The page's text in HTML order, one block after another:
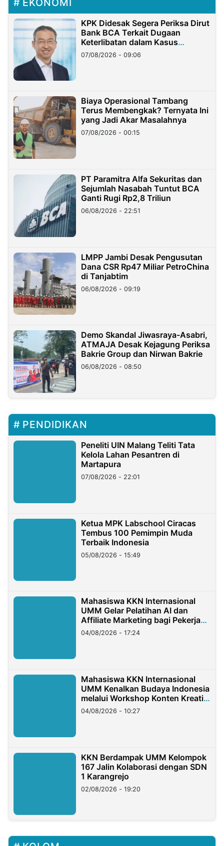
KPK Didesak Segera Periksa Dirut
Bank BCA Terkait Dugaan
Keterlibatan dalam Kasus
Hilangnya Dana Nasabah Rp2,58
Miliar
07/08/2026 - 09:06
Biaya Operasional Tambang
Terus Membengkak? Ternyata Ini
yang Jadi Akar Masalahnya
07/08/2026 - 00:15
PT Paramitra Alfa Sekuritas dan
Sejumlah Nasabah Tuntut BCA
Ganti Rugi Rp2,8 Triliun
06/08/2026 - 22:51
LMPP Jambi Desak Pengusutan
Dana CSR Rp47 Miliar PetroChina
di Tanjabtim
06/08/2026 - 09:19
Demo Skandal Jiwasraya-Asabri,
ATMAJA Desak Kejagung Periksa
Bakrie Group dan Nirwan Bakrie
06/08/2026 - 08:50
PENDIDIKAN
Peneliti UIN Malang Teliti Tata
Kelola Lahan Pesantren di
Martapura
07/08/2026 - 22:01
Ketua MPK Labschool Ciracas
Tembus 100 Pemimpin Muda
Terbaik Indonesia
05/08/2026 - 15:49
Mahasiswa KKN Internasional
UMM Gelar Pelatihan AI dan
Affiliate Marketing bagi Pekerja
Migran Indonesia di Taiwan
04/08/2026 - 17:24
Mahasiswa KKN Internasional
UMM Kenalkan Budaya Indonesia
melalui Workshop Konten Kreatif
di Taiwan
04/08/2026 - 10:27
KKN Berdampak UMM Kelompok
167 Jalin Kolaborasi dengan SDN
1 Karangrejo
02/08/2026 - 19:20